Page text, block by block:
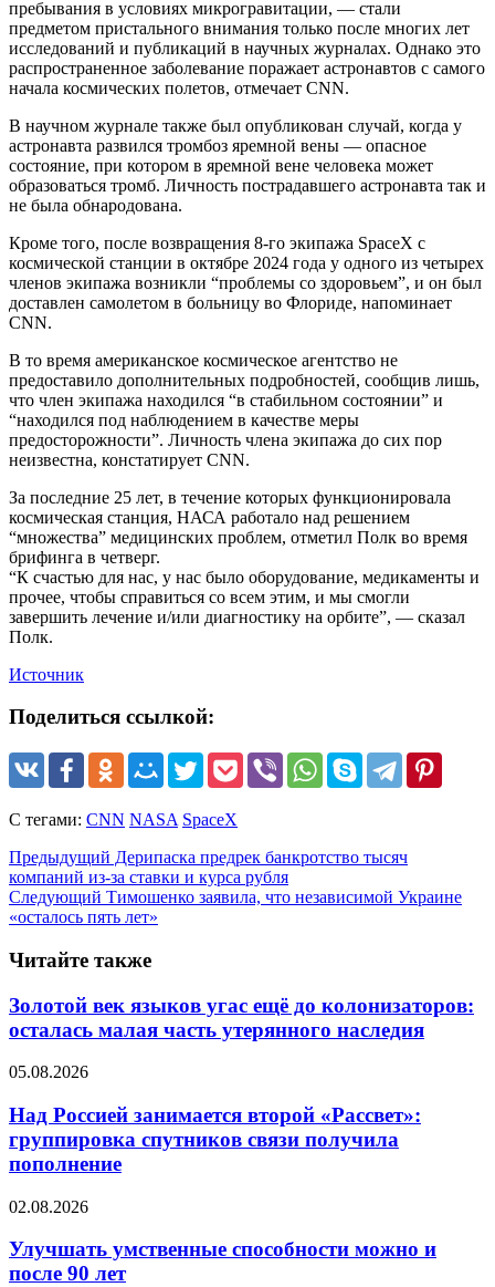
пребывания в условиях микрогравитации, — стали
предметом пристального внимания только после многих лет
исследований и публикаций в научных журналах. Однако это
распространенное заболевание поражает астронавтов с самого
начала космических полетов, отмечает CNN.
В научном журнале также был опубликован случай, когда у
астронавта развился тромбоз яремной вены — опасное
состояние, при котором в яремной вене человека может
образоваться тромб. Личность пострадавшего астронавта так и
не была обнародована.
Кроме того, после возвращения 8-го экипажа SpaceX с
космической станции в октябре 2024 года у одного из четырех
членов экипажа возникли “проблемы со здоровьем”, и он был
доставлен самолетом в больницу во Флориде, напоминает
CNN.
В то время американское космическое агентство не
предоставило дополнительных подробностей, сообщив лишь,
что член экипажа находился “в стабильном состоянии” и
“находился под наблюдением в качестве меры
предосторожности”. Личность члена экипажа до сих пор
неизвестна, констатирует CNN.
За последние 25 лет, в течение которых функционировала
космическая станция, НАСА работало над решением
“множества” медицинских проблем, отметил Полк во время
брифинга в четверг.
“К счастью для нас, у нас было оборудование, медикаменты и
прочее, чтобы справиться со всем этим, и мы смогли
завершить лечение и/или диагностику на орбите”, — сказал
Полк.
Источник
Поделиться ссылкой:
С тегами: CNN NASA SpaceX
Предыдущий Дерипаска предрек банкротство тысяч
компаний из-за ставки и курса рубля
Следующий Тимошенко заявила, что независимой Украине
«осталось пять лет»
Читайте также
Золотой век языков угас ещё до колонизаторов:
осталась малая часть утерянного наследия
05.08.2026
Над Россией занимается второй «Рассвет»:
группировка спутников связи получила
пополнение
02.08.2026
Улучшать умственные способности можно и
после 90 лет